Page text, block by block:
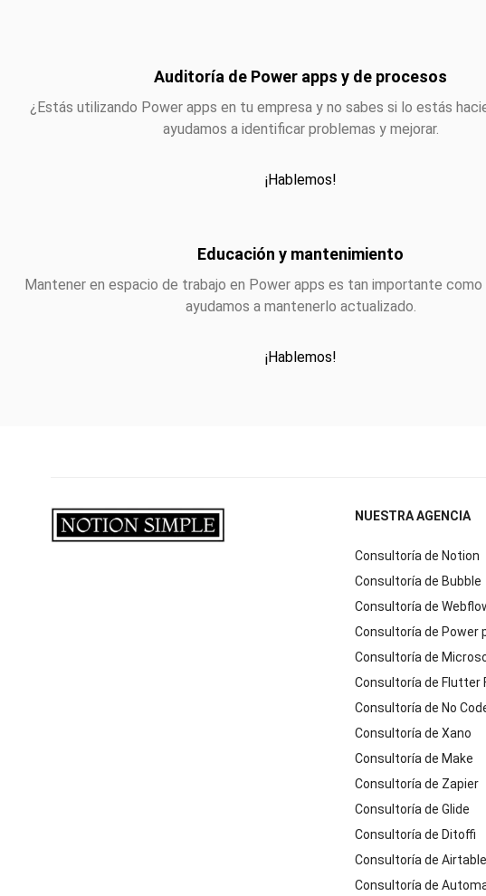
Auditoría de Power apps y de procesos
¿Estás utilizando Power apps en tu empresa y no sabes si lo estás
ayudamos a identificar problemas y mejorar.
¡Hablemos!
Educación y mantenimiento
Mantener en espacio de trabajo en Power apps es tan importante como
ayudamos a mantenerlo actualizado.
¡Hablemos!
NUESTRA AGENCIA
Consultoría de Notion
Consultoría de Bubble
Consultoría de
Consultoría de Power
Consultoría de
Consultoría de Flutter
Consultoría de No
Consultoría de Xano
Consultoría de Make
Consultoría de Zapier
Consultoría de Glide
Consultoría de Ditoffi
Consultoría de Airtable
Consultoría de